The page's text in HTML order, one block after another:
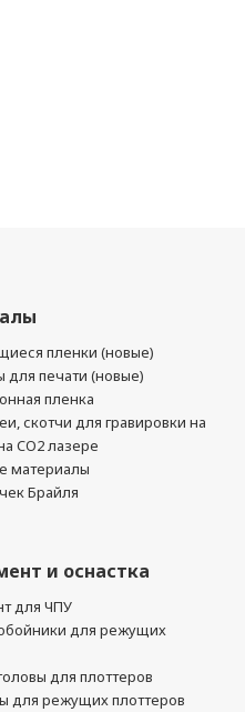
пленки (новые)
для печати (новые)
пленка
скотчи для гравировки на
CO2 лазере
материалы
Брайля
и оснастка
для ЧПУ
для режущих
для плоттеров
для режущих плоттеров